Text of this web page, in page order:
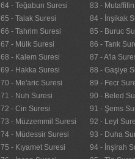
64 - Teğabun Suresi
65 - Talak Suresi
66 - Tahrim Suresi
67 - Mülk Suresi
68 - Kalem Suresi
69 - Hakka Suresi
70 - Me'aric Suresi
71 - Nuh Suresi
72 - Cin Suresi
73 - Müzzemmil Suresi
74 - Müdessir Suresi
75 - Kıyamet Suresi
83 -
84 - İnşikak
85 - Buruc
86 - Tarık
87 - A'la
88 - Gaşiye
89 - Fecr
90 - Beled
91 - Şems
92 - Leyl
93 - Duha
94 - İnşirah